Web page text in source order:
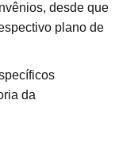
desde que
plano de
da